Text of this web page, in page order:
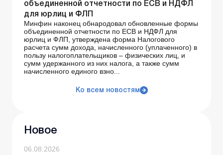
объединенной отчетности по ЕСВ и НДФЛ
для юрлиц и ФЛП
Минфин наконец обнародовал обновленные формы
объединенной отчетности по ЕСВ и НДФЛ для
юрлиц и ФЛП, утверждена форма Налогового
расчета сумм дохода, начисленного (уплаченного) в
пользу налогоплательщиков – физических лиц, и
сумм удержанного из них налога, а также сумм
начисленного единого взно...
Ко всем новостям
Новое
06.08.2026